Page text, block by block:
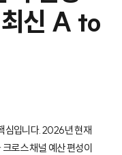
신 A to
심입니다. 2026년 현재
로스 채널 예산 편성이